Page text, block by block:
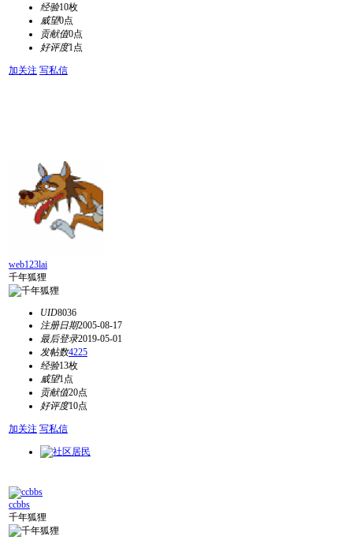
经验10枚
威望0点
贡献值0点
好评度1点
加关注 写私信
web123lai
千年狐狸
UID8036
注册日期2005-08-17
最后登录2019-05-01
发帖数4225
经验13枚
威望1点
贡献值20点
好评度10点
加关注 写私信
ccbbs
千年狐狸